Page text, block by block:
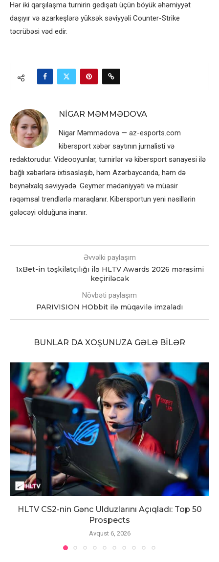
Hər iki qarşılaşma turnirin gedişatı üçün böyük əhəmiyyət
daşıyır və azarkeşlərə yüksək səviyyəli Counter-Strike
təcrübəsi vəd edir.
NIGAR MƏMMƏDOVA
Nigar Məmmədova — az-esports.com
kibersport xəbər saytının jurnalisti və
redaktorudur. Videooyunlar, turnirlər və kibersport sənayesi ilə
bağlı xəbərlərə ixtisaslaşıb, həm Azərbaycanda, həm də
beynəlxalq səviyyədə. Geymer mədəniyyəti və müasir
rəqəmsal trendlərlə maraqlanır. Kibersportun yeni nəsillərin
gələcəyi olduğuna inanır.
Əvvəlki paylaşım
1xBet-in təşkilatçılığı ilə HLTV Awards 2026 mərasimi
keçiriləcək
Növbəti paylaşım
PARIVISION HObbit ilə müqavilə imzaladı
BUNLAR DA XOŞUNUZA GƏLƏ BILƏR
HLTV CS2-nin Gənc Ulduzlarını Açıqladı: Top 50
Prospects
Avqust 6, 2026